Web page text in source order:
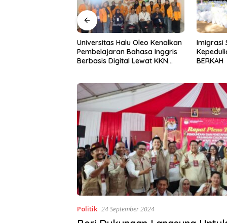
Imigrasi Sultra Perkuat
Kepedulian Sosial Lewat IKENI
BERKAH
Gerakan
ke-81,
BWS
Politik 24 September 2024